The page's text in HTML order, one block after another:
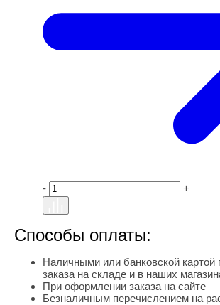
- +
Способы оплаты:
Наличными или банковской картой
заказа на складе и в наших
При оформлении заказа на сайте
Безналичным перечислением на